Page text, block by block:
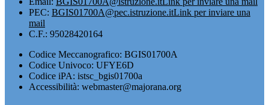
PEC: BGIS01700A@pec.istruzione.itLink per inviare una
mail
C.F.: 95028420164
Codice Meccanografico: BGIS01700A
Codice Univoco: UFYE6D
Codice iPA: istsc_bgis01700a
Accessibilità: webmaster@majorana.org